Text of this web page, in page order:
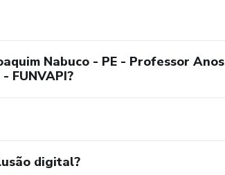
Nabuco - PE - Professor Anos
FUNVAPI?
digital?